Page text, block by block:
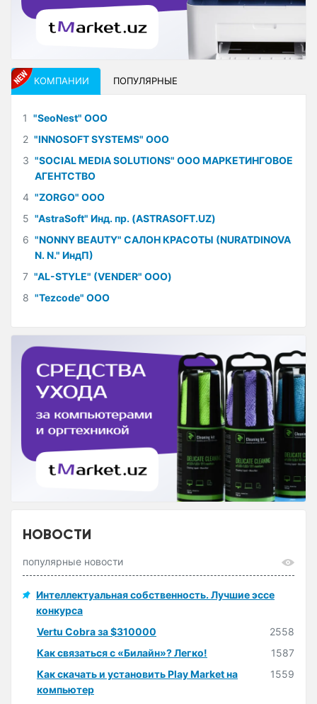
КОМПАНИИ ПОПУЛЯРНЫЕ
1 "SeoNest" ООО
2 "INNOSOFT SYSTEMS" ООО
3 "SOCIAL MEDIA SOLUTIONS" ООО МАРКЕТИНГОВОЕ
АГЕНТСТВО
4 "ZORGO" ООО
5 "AstraSoft" Инд. пр. (ASTRASOFT.UZ)
6 "NONNY BEAUTY" САЛОН КРАСОТЫ (NURATDINOVA
N. N." ИндП)
7 "AL-STYLE" (VENDER" ООО)
8 "Tezcode" ООО
НОВОСТИ
популярные новости
Интеллектуальная собственность. Лучшие эссе
конкурса
Vertu Cobra за $310000
2558
Как связаться с «Билайн»? Легко!
1587
Как скачать и установить Play Market на
компьютер
1559